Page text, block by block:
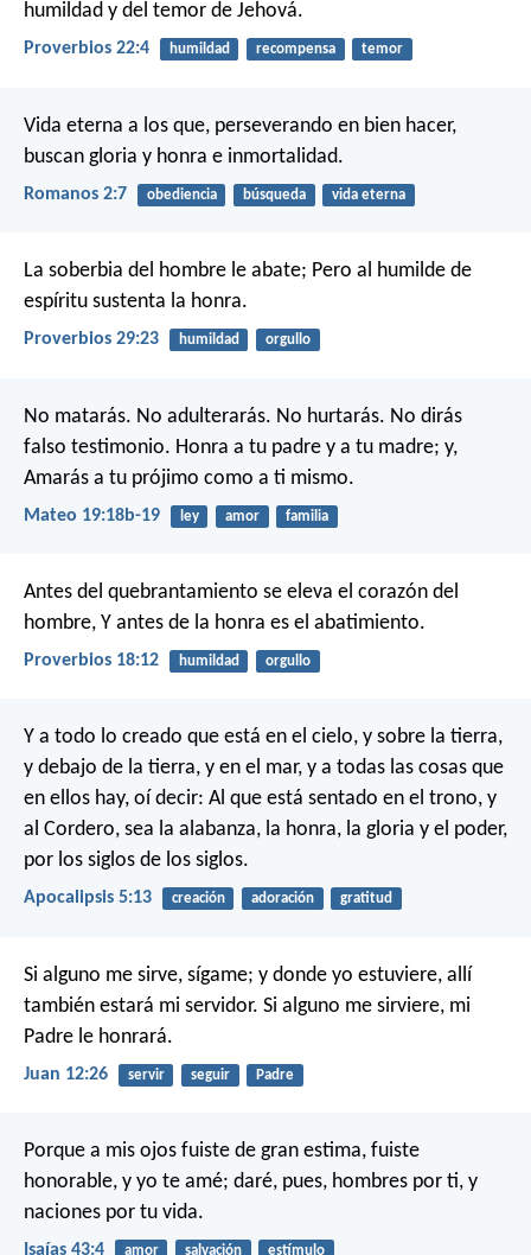
humildad y del temor de Jehová.
Proverbios 22:4 humildad recompensa temor
Vida eterna a los que, perseverando en bien hacer,
buscan gloria y honra e inmortalidad.
Romanos 2:7 obediencia búsqueda vida eterna
La soberbia del hombre le abate; Pero al humilde de
espíritu sustenta la honra.
Proverbios 29:23 humildad orgullo
No matarás. No adulterarás. No hurtarás. No dirás
falso testimonio. Honra a tu padre y a tu madre; y,
Amarás a tu prójimo como a ti mismo.
Mateo 19:18b-19 ley amor familia
Antes del quebrantamiento se eleva el corazón del
hombre, Y antes de la honra es el abatimiento.
Proverbios 18:12 humildad orgullo
Y a todo lo creado que está en el cielo, y sobre la tierra,
y debajo de la tierra, y en el mar, y a todas las cosas que
en ellos hay, oí decir: Al que está sentado en el trono, y
al Cordero, sea la alabanza, la honra, la gloria y el poder,
por los siglos de los siglos.
Apocalipsis 5:13 creación adoración gratitud
Si alguno me sirve, sígame; y donde yo estuviere, allí
también estará mi servidor. Si alguno me sirviere, mi
Padre le honrará.
Juan 12:26 servir seguir Padre
Porque a mis ojos fuiste de gran estima, fuiste
honorable, y yo te amé; daré, pues, hombres por ti, y
naciones por tu vida.
Isaías 43:4 amor salvación estímulo